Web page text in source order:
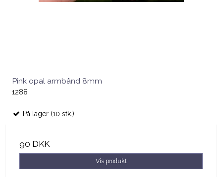
Pink opal armbånd 8mm
1288
På lager (10 stk.)
90 DKK
Vis produkt